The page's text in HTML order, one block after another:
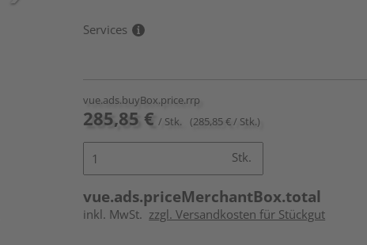
Services
vue.ads.buyBox.price.rrp
285,85 € / Stk. (285,85 € / Stk.)
Stk.
vue.ads.priceMerchantBox.total
inkl. MwSt. zzgl. Versandkosten für Stückgut